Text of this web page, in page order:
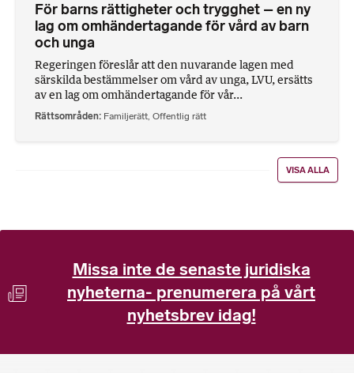
För barns rättigheter och trygghet – en ny
lag om omhändertagande för vård av barn
och unga
Regeringen föreslår att den nuvarande lagen med
särskilda bestämmelser om vård av unga, LVU, ersätts
av en lag om omhändertagande för vår...
Rättsområden Familjerätt Offentlig rätt
VISA ALLA
Missa inte de senaste juridiska
nyheterna- prenumerera på vårt
nyhetsbrev idag!